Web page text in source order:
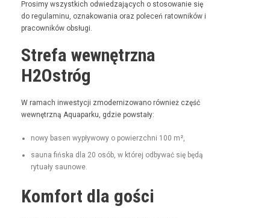
Prosimy wszys­t­kich odwiedza­ją­cych o stosowanie się
do reg­u­laminu, oznakowa­nia oraz pole­ceń ratown­ików i
pra­cown­ików obsługi.
Strefa wewnętrzna
H2Ostróg
W ramach inwest­y­cji zmod­ern­i­zowano również część
wewnętrzną Aqua­parku, gdzie powstały:
nowy basen wypły­wowy o powierzch­ni 100 m²,
sauna fińs­ka dla 20 osób, w której odby­wać się będą
rytu­ały saunowe.
Komfort dla gości